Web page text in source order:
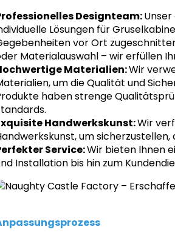
Designteam:
Lösungen für
vor Ort
Materialauswahl – wir erfüllen
Materialien:Wir
um die Qualität und
haben strenge
Handwerkskunst:Wir
um
Service:Wir bieten Ihnen
Installation bis hin zum